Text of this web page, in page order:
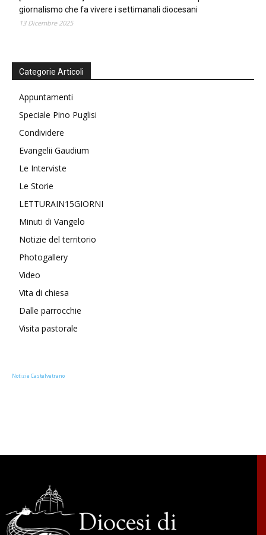
giornalismo che fa vivere i settimanali diocesani
13 Dicembre 2025
Categorie Articoli
Appuntamenti
Speciale Pino Puglisi
Condividere
Evangelii Gaudium
Le Interviste
Le Storie
LETTURAIN15GIORNI
Minuti di Vangelo
Notizie del territorio
Photogallery
Video
Vita di chiesa
Dalle parrocchie
Visita pastorale
Notizie Castelvetrano